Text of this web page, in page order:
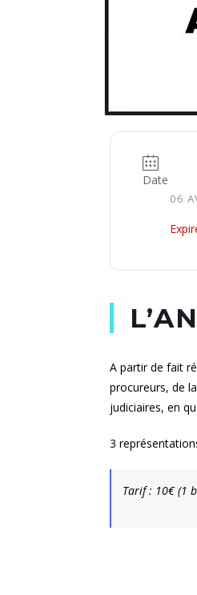
Date
06
A partir de fait
procureurs, de
judiciaires, en
3
Tarif : 10€ (1